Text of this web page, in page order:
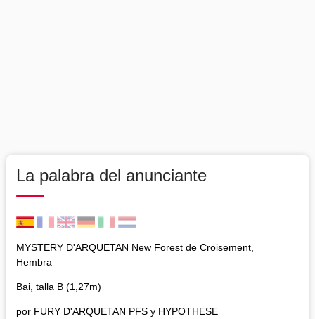
La palabra del anunciante
MYSTERY D'ARQUETAN New Forest de Croisement,
Hembra
Bai, talla B (1,27m)
por FURY D'ARQUETAN PFS y HYPOTHESE